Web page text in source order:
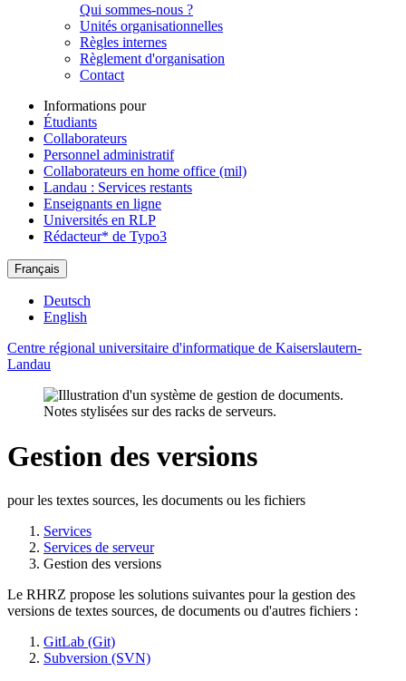
Qui sommes-nous ?
Unités organisationnelles
Règles internes
Règlement d'organisation
Contact
Informations pour
Étudiants
Collaborateurs
Personnel administratif
Collaborateurs en home office (mil)
Landau : Services restants
Enseignants en ligne
Universités en RLP
Rédacteur* de Typo3
Français
Deutsch
English
Centre régional universitaire d'informatique de Kaiserslautern-
Landau
Gestion des versions
pour les textes sources, les documents ou les fichiers
Services
Services de serveur
Gestion des versions
Le RHRZ propose les solutions suivantes pour la gestion des
versions de textes sources, de documents ou d'autres fichiers :
GitLab (Git)
Subversion (SVN)